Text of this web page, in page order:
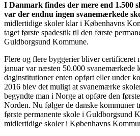
I Danmark findes der mere end 1.500
var der endnu ingen svanemærkede
midlertidige skoler klar i Københavns
taget første spadestik til den første
Guldborgsund Kommune.
Flere og flere byggerier bliver certificeret
januar var næsten 50.000 svanemærkede
daginstitutioner enten opført eller under
2016 blev det muligt at svanemærke
begyndte man i Norge at opføre den
Norden. Nu følger de danske kommuner
første permanente skole i Guldborgsund
midlertidige skoler i Københavns